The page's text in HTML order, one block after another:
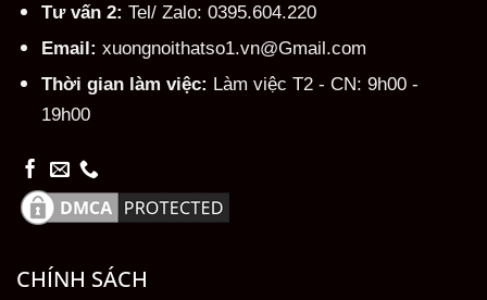
Tư vấn 2: Tel/ Zalo: 0395.604.220
Email: xuongnoithatso1.vn@Gmail.com
Thời gian làm việc: Làm việc T2 - CN: 9h00 -
19h00
CHÍNH SÁCH